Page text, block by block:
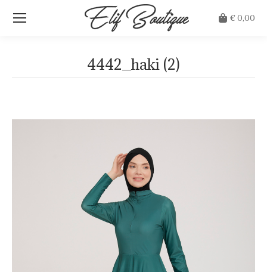
€0,00
4442_haki (2)